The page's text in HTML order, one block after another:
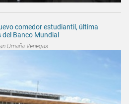
comedor estudiantil, última
Banco Mundial
Umaña Venegas